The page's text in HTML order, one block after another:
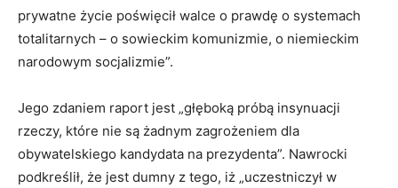
prywatne życie poświęcił walce o prawdę o systemach
totalitarnych – o sowieckim komunizmie, o niemieckim
narodowym socjalizmie”.
Jego zdaniem raport jest „głęboką próbą insynuacji
rzeczy, które nie są żadnym zagrożeniem dla
obywatelskiego kandydata na prezydenta”. Nawrocki
podkreślił, że jest dumny z tego, iż „uczestniczył w